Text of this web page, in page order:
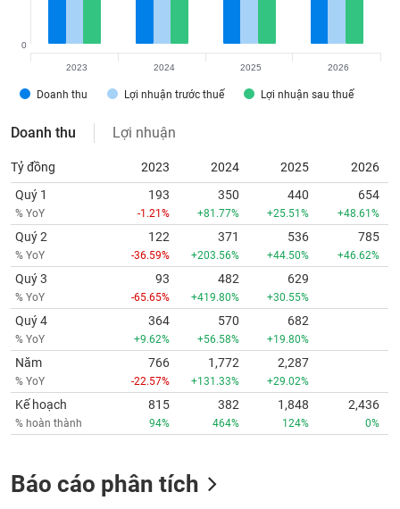
Doanh thu Lợi nhuận trước thuế Lợi nhuận sau thuế
0
2023 2024 2025 2026
Doanh thu Lợi nhuận
Tỷ đồng 2023 2024 2025
2026
Quý 1
% YoY
193
-1.21%
350
+81.77%
440
+25.51%
654
+48.61%
Quý 2
% YoY
122
-36.59%
371
+203.56%
536
+44.50%
785
+46.62%
Quý 3
% YoY
93
-65.65%
482
+419.80%
629
+30.55%
Quý 4
% YoY
364
+9.62%
570
+56.58%
682
+19.80%
Năm
% YoY
766
-22.57%
1,772
+131.33%
2,287
+29.02%
Kế hoạch
% hoàn thành
815
94%
382
464%
1,848
124%
2,436
0%
Báo cáo phân tích